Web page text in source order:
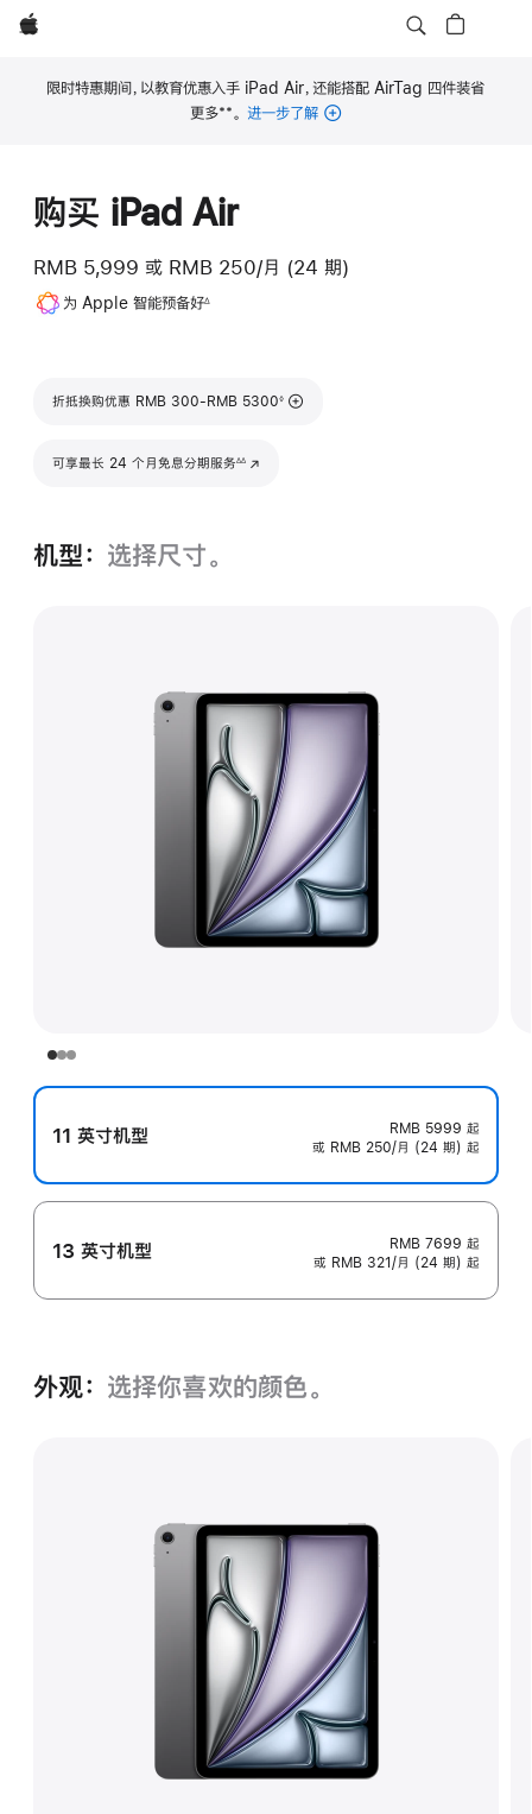
Apple
限时特惠期间，以教育优惠入手 iPad Air，还能搭配 AirTag 四件装省
更多**。进一步了解
购买 iPad Air
RMB 5,999 或 RMB 250/月 (24 期)
为 Apple 智能预备好∆
折抵换购优惠 RMB 300-RMB 5300
脚注
◊
可享最长 24 个月免息分期服务∆∆
(在新窗口中打开)
机型： 选择尺寸。
11 英寸机型 RMB 5999 起
或 RMB 250/月 (24 期) 起
13 英寸机型 RMB 7699 起
或 RMB 321/月 (24 期) 起
外观： 选择你喜欢的颜色。